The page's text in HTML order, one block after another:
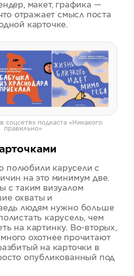
макет, графика —
отражает смысл поста
карточке.
соцсетях подкаста «Никакого
правильно»
полюбили карусели с
на это минимум две.
с таким визуалом
охваты и
людям нужно больше
карусель, чем
на картинку. Во-вторых,
охотнее прочитают
на карточки в
опубликованный под